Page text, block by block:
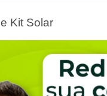
Kit Solar